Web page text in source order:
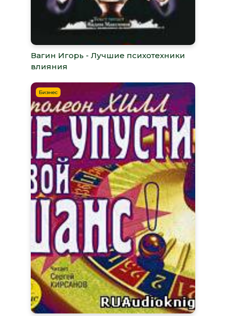
Вагин Игорь - Лучшие психотехники
влияния
Бизнес